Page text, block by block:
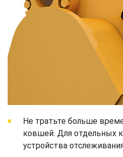
Не тратьте больше
ковшей. Для отдельных
устройства